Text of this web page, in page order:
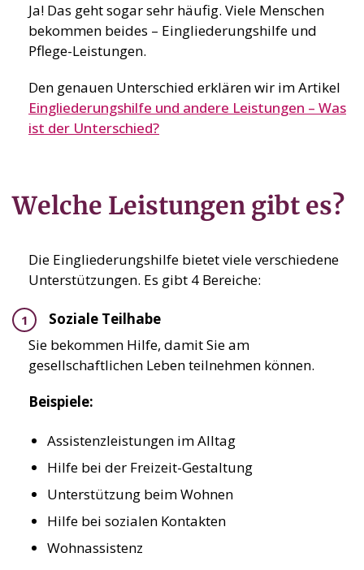
Ja! Das geht sogar sehr häufig. Viele Menschen
bekommen beides – Eingliederungshilfe und
Pflege-Leistungen.
Den genauen Unterschied erklären wir im Artikel
Eingliederungshilfe und andere Leistungen – Was
ist der Unterschied?
Welche Leistungen gibt es?
Die Eingliederungshilfe bietet viele verschiedene
Unterstützungen. Es gibt 4 Bereiche:
Soziale Teilhabe
Sie bekommen Hilfe, damit Sie am
gesellschaftlichen Leben teilnehmen können.
Beispiele:
Assistenzleistungen im Alltag
Hilfe bei der Freizeit-Gestaltung
Unterstützung beim Wohnen
Hilfe bei sozialen Kontakten
Wohnassistenz